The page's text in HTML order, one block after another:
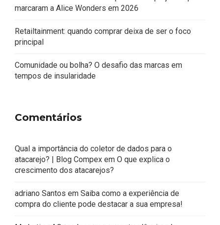
marcaram a Alice Wonders em 2026
Retailtainment: quando comprar deixa de ser o foco
principal
Comunidade ou bolha? O desafio das marcas em
tempos de insularidade
Comentários
Qual a importância do coletor de dados para o
atacarejo? | Blog Compex em O que explica o
crescimento dos atacarejos?
adriano Santos em Saiba como a experiência de
compra do cliente pode destacar a sua empresa!